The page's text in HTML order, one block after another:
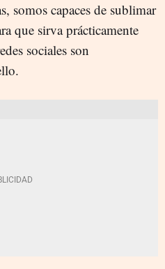
somos capaces de sublimar
que sirva prácticamente
sociales son